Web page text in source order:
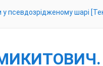
псевдозрідженому шарі